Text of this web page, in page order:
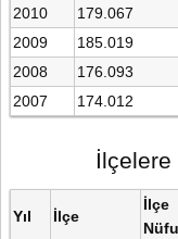
2010 179.067
2009 185.019
2008 176.093
2007 174.012
İlçelere
Yıl İlçe
İlçe